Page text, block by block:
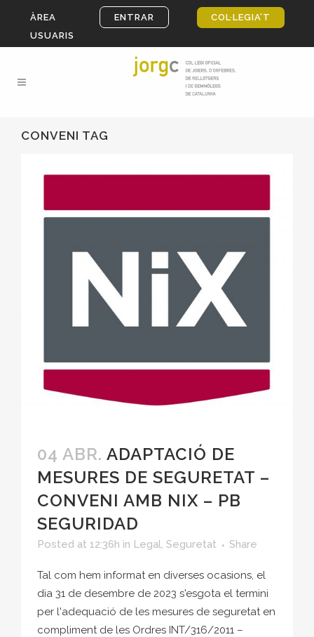
ÀREA
USUARIS
ENTRAR COL·LEGIA’T
CONVENI TAG
04 ABR. ADAPTACIÓ DE
MESURES DE SEGURETAT –
CONVENI AMB NIX – PB
SEGURIDAD
Posted at 12:36h in Legal, Seguretat Share
Tal com hem informat en diverses ocasions, el
dia 31 de desembre de 2023 s'esgota el termini
per l'adequació de les mesures de seguretat en
compliment de les Ordres INT/316/2011 –